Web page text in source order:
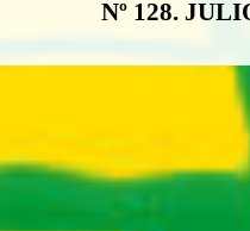
Nº 128.